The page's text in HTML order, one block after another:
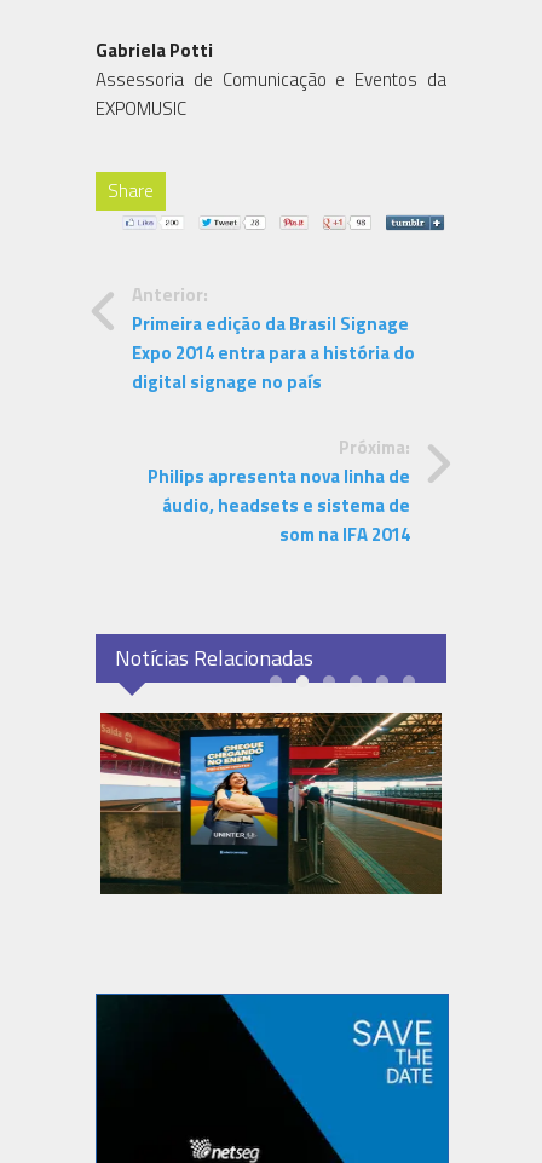
Gabriela Potti
Assessoria de Comunicação e Eventos da
EXPOMUSIC
Share
Anterior:
Primeira edição da Brasil Signage
Expo 2014 entra para a história do
digital signage no país
Próxima:
Philips apresenta nova linha de
áudio, headsets e sistema de
som na IFA 2014
Notícias Relacionadas